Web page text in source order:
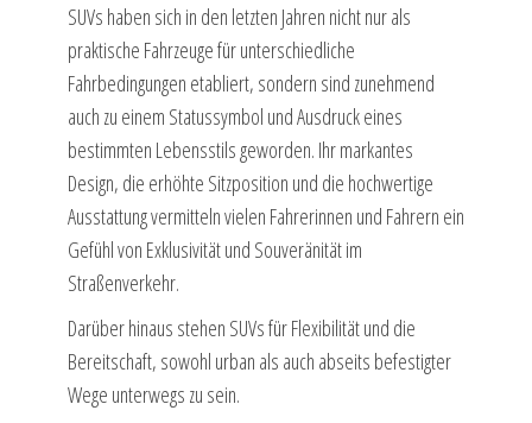
SUVs haben sich in den letzten Jahren nicht nur als
praktische Fahrzeuge für unterschiedliche
Fahrbedingungen etabliert, sondern sind zunehmend
auch zu einem Statussymbol und Ausdruck eines
bestimmten Lebensstils geworden. Ihr markantes
Design, die erhöhte Sitzposition und die hochwertige
Ausstattung vermitteln vielen Fahrerinnen und Fahrern ein
Gefühl von Exklusivität und Souveränität im
Straßenverkehr.
Darüber hinaus stehen SUVs für Flexibilität und die
Bereitschaft, sowohl urban als auch abseits befestigter
Wege unterwegs zu sein.